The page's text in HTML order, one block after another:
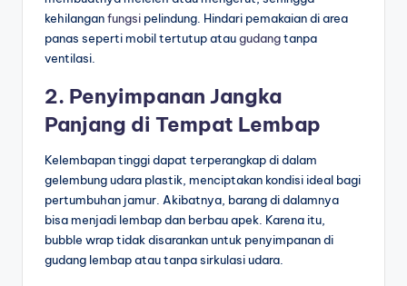
kehilanganfungsi pelindung. Hindari pemakaian di area
panas seperti mobil tertutup ataugudangtanpa
ventilasi.
2. Penyimpanan Jangka
Panjang di Tempat Lembap
Kelembapan tinggi dapat terperangkap di dalam
gelembung udara plastik, menciptakan kondisi ideal bagi
pertumbuhan jamur. Akibatnya, barang di dalamnya
bisa menjadi lembap dan berbau apek. Karena itu,
bubble wrap tidak disarankan untuk penyimpanan di
gudang lembap atau tanpa sirkulasi udara.